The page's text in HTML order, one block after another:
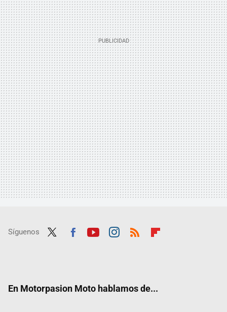
Síguenos
En Motorpasion Moto hablamos de...